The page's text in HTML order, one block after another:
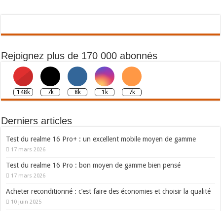
Rejoignez plus de 170 000 abonnés
148k 7k 8k 1k 7k
Derniers articles
Test du realme 16 Pro+ : un excellent mobile moyen de gamme
17 mars 2026
Test du realme 16 Pro : bon moyen de gamme bien pensé
17 mars 2026
Acheter reconditionné : c’est faire des économies et choisir la qualité
10 juin 2025